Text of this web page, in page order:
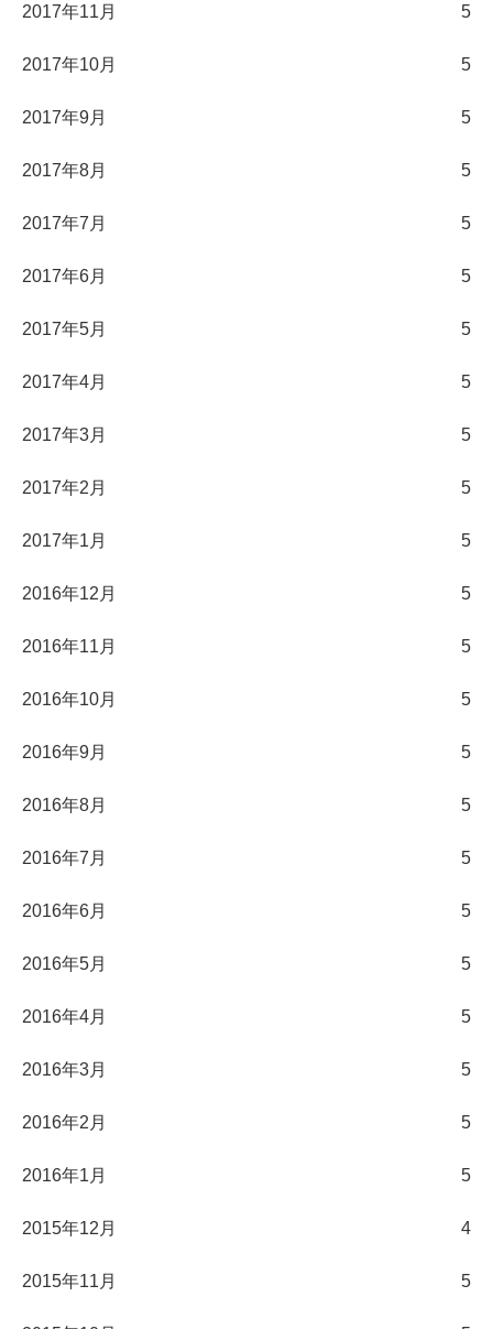
2017年11月 5
2017年10月 5
2017年9月 5
2017年8月 5
2017年7月 5
2017年6月 5
2017年5月 5
2017年4月 5
2017年3月 5
2017年2月 5
2017年1月 5
2016年12月 5
2016年11月 5
2016年10月 5
2016年9月 5
2016年8月 5
2016年7月 5
2016年6月 5
2016年5月 5
2016年4月 5
2016年3月 5
2016年2月 5
2016年1月 5
2015年12月 4
2015年11月 5